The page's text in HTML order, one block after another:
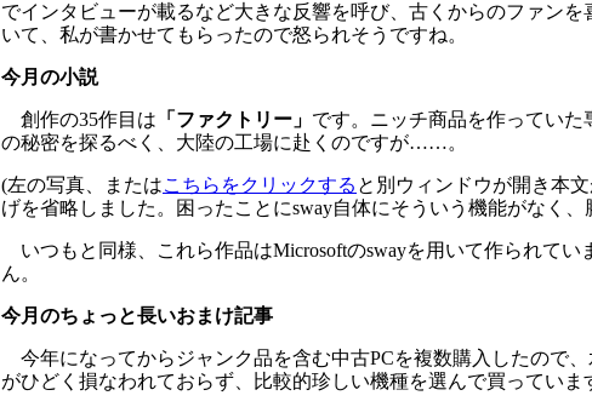
でインタビューが載るなど大きな反響を呼び、古くからのファン
いて、私が書かせてもらったので怒られそうですね。
今月の小説
創作の35作目は 「ファクトリー」 です。ニッチ商品を作ってい
の秘密を探るべく、大陸の工場に赴くのですが……。
(左の写真、またはこちらをクリックする と別ウィンドウが開き本
げを省略しました。困ったことにsway自体にそういう機能がなく、
いつもと同様、これら作品はMicrosoftのswayを用いて作られて
ん。
今月のちょっと長いおまけ記事
今年になってからジャンク品を含む中古PCを複数購入したので
がひどく損なわれておらず、比較的珍しい機種を選んで買っていま